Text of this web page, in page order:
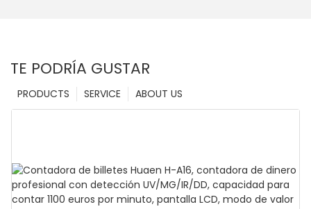
TE PODRÍA GUSTAR
ABOUT US
SERVICE
PRODUCTS